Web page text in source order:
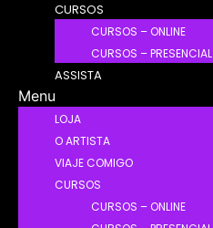
CURSOS
CURSOS – ONLINE
CURSOS – PRESENCIAL
ASSISTA
Menu
LOJA
O ARTISTA
VIAJE COMIGO
CURSOS
CURSOS – ONLINE